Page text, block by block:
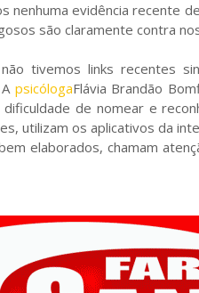
nenhuma evidência recente
são claramente contra
tivemos links recentes
psicólogaFlávia Brandão
de nomear e
utilizam os aplicativos da
elaborados, chamam